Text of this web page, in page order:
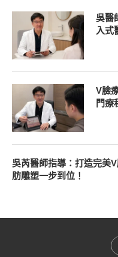
吳醫
入式
V臉
門療
吳芮醫師指導：打造完美
肪雕塑一步到位！